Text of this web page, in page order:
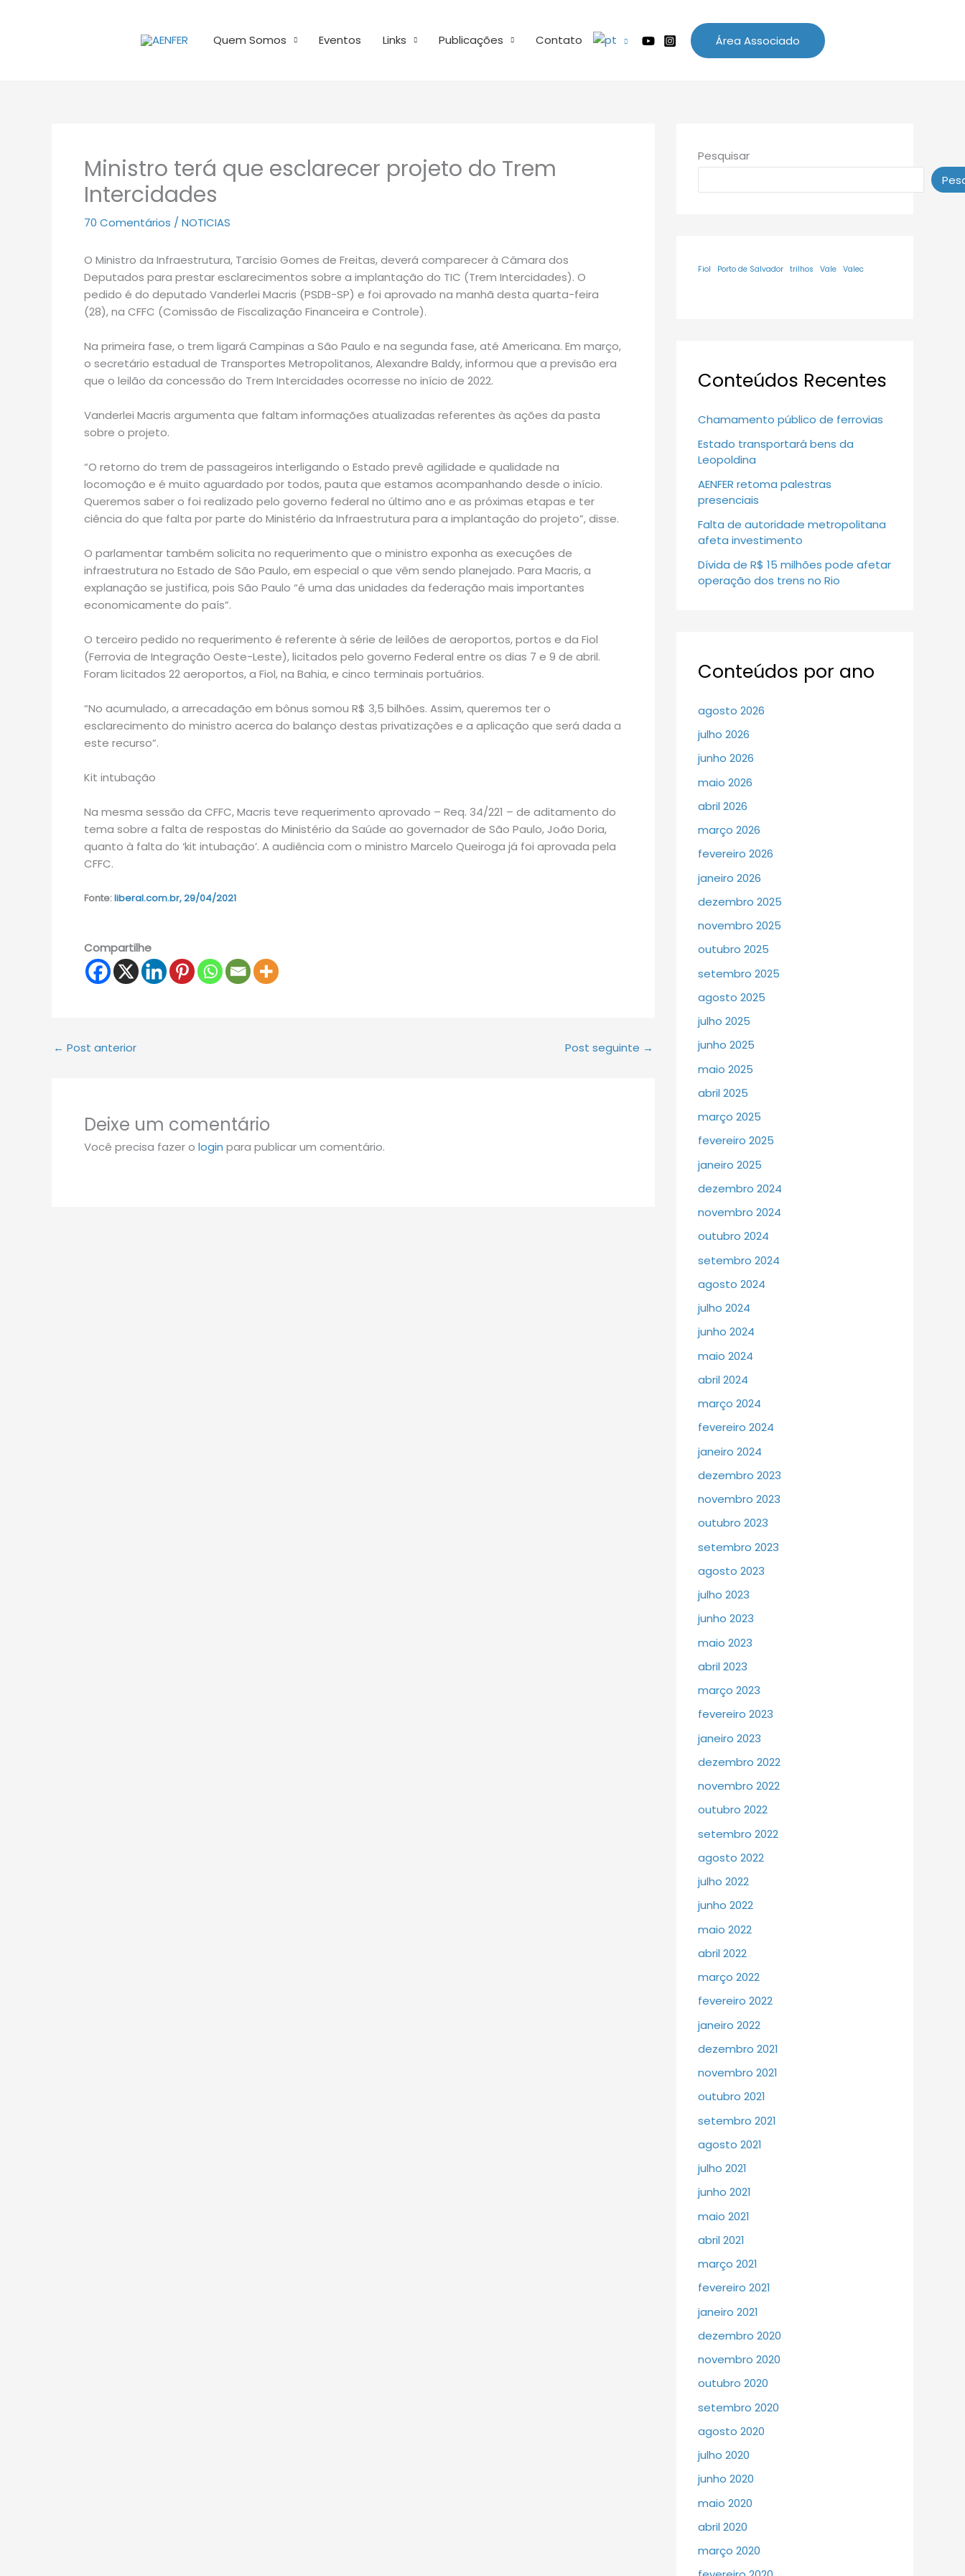
Quem Somos Eventos Links Publicações Contato Área Associado
Ministro terá que esclarecer projeto do Trem
Intercidades
70 Comentários / NOTICIAS
O Ministro da Infraestrutura, Tarcísio Gomes de Freitas, deverá comparecer à Câmara dos
Deputados para prestar esclarecimentos sobre a implantação do TIC (Trem Intercidades). O
pedido é do deputado Vanderlei Macris (PSDB-SP) e foi aprovado na manhã desta quarta-feira
(28), na CFFC (Comissão de Fiscalização Financeira e Controle).
Na primeira fase, o trem ligará Campinas a São Paulo e na segunda fase, até Americana. Em março,
o secretário estadual de Transportes Metropolitanos, Alexandre Baldy, informou que a previsão era
que o leilão da concessão do Trem Intercidades ocorresse no início de 2022.
Vanderlei Macris argumenta que faltam informações atualizadas referentes às ações da pasta
sobre o projeto.
“O retorno do trem de passageiros interligando o Estado prevê agilidade e qualidade na
locomoção e é muito aguardado por todos, pauta que estamos acompanhando desde o início.
Queremos saber o foi realizado pelo governo federal no último ano e as próximas etapas e ter
ciência do que falta por parte do Ministério da Infraestrutura para a implantação do projeto”, disse.
O parlamentar também solicita no requerimento que o ministro exponha as execuções de
infraestrutura no Estado de São Paulo, em especial o que vêm sendo planejado. Para Macris, a
explanação se justifica, pois São Paulo “é uma das unidades da federação mais importantes
economicamente do país”.
O terceiro pedido no requerimento é referente à série de leilões de aeroportos, portos e da Fiol
(Ferrovia de Integração Oeste-Leste), licitados pelo governo Federal entre os dias 7 e 9 de abril.
Foram licitados 22 aeroportos, a Fiol, na Bahia, e cinco terminais portuários.
“No acumulado, a arrecadação em bônus somou R$ 3,5 bilhões. Assim, queremos ter o
esclarecimento do ministro acerca do balanço destas privatizações e a aplicação que será dada a
este recurso”.
Kit intubação
Na mesma sessão da CFFC, Macris teve requerimento aprovado – Req. 34/221 – de aditamento do
tema sobre a falta de respostas do Ministério da Saúde ao governador de São Paulo, João Doria,
quanto à falta do ‘kit intubação’. A audiência com o ministro Marcelo Queiroga já foi aprovada pela
CFFC.
Fonte:liberal.com.br, 29/04/2021
Compartilhe
← Post anterior Post seguinte →
Deixe um comentário
Você precisa fazer o login para publicar um comentário.
Pesquisar
Fiol Porto de Salvador trilhos Vale Valec
Conteúdos Recentes
Chamamento público de ferrovias
Estado transportará bens da
Leopoldina
AENFER retoma palestras
presenciais
Falta de autoridade metropolitana
afeta investimento
Dívida de R$ 15 milhões pode afetar
operação dos trens no Rio
Conteúdos por ano
agosto 2026
julho 2026
junho 2026
maio 2026
abril 2026
março 2026
fevereiro 2026
janeiro 2026
dezembro 2025
novembro 2025
outubro 2025
setembro 2025
agosto 2025
julho 2025
junho 2025
maio 2025
abril 2025
março 2025
fevereiro 2025
janeiro 2025
dezembro 2024
novembro 2024
outubro 2024
setembro 2024
agosto 2024
julho 2024
junho 2024
maio 2024
abril 2024
março 2024
fevereiro 2024
janeiro 2024
dezembro 2023
novembro 2023
outubro 2023
setembro 2023
agosto 2023
julho 2023
junho 2023
maio 2023
abril 2023
março 2023
fevereiro 2023
janeiro 2023
dezembro 2022
novembro 2022
outubro 2022
setembro 2022
agosto 2022
julho 2022
junho 2022
maio 2022
abril 2022
março 2022
fevereiro 2022
janeiro 2022
dezembro 2021
novembro 2021
outubro 2021
setembro 2021
agosto 2021
julho 2021
junho 2021
maio 2021
abril 2021
março 2021
fevereiro 2021
janeiro 2021
dezembro 2020
novembro 2020
outubro 2020
setembro 2020
agosto 2020
julho 2020
junho 2020
maio 2020
abril 2020
março 2020